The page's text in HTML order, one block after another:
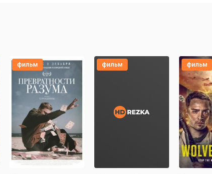
фильм фильм фильм